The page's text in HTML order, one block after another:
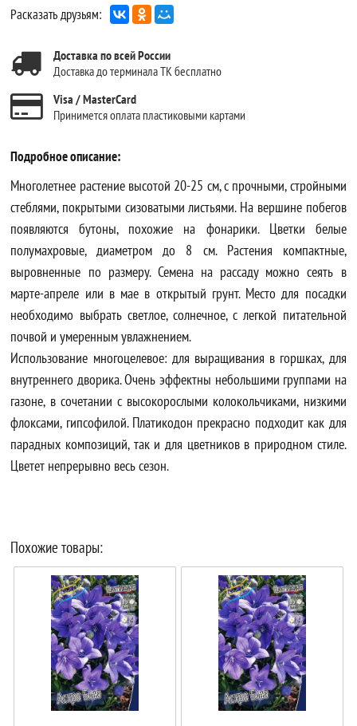
Расказать друзьям:
Доставка по всей России
Доставка до терминала ТК бесплатно
Visa / MasterCard
Принимется оплата пластиковыми картами
Подробное описание:
Многолетнее растение высотой 20-25 см, с прочными, стройными
стеблями, покрытыми сизоватыми листьями. На вершине побегов
появляются бутоны, похожие на фонарики. Цветки белые
полумахровые, диаметром до 8 см. Растения компактные,
выровненные по размеру. Семена на рассаду можно сеять в
марте-апреле или в мае в открытый грунт. Место для посадки
необходимо выбрать светлое, солнечное, с легкой питательной
почвой и умеренным увлажнением.
Использование многоцелевое: для выращивания в горшках, для
внутреннего дворика. Очень эффектны небольшими группами на
газоне, в сочетании с высокорослыми колокольчиками, низкими
флоксами, гипсофилой. Платикодон прекрасно подходит как для
парадных композиций, так и для цветников в природном стиле.
Цветет непрерывно весь сезон.
Похожие товары: